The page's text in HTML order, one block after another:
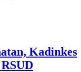
Kadinkes